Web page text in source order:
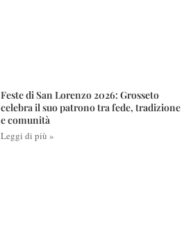
Feste di San Lorenzo 2026: Grosseto
celebra il suo patrono tra fede, tradizione
e comunità
Leggi di più »